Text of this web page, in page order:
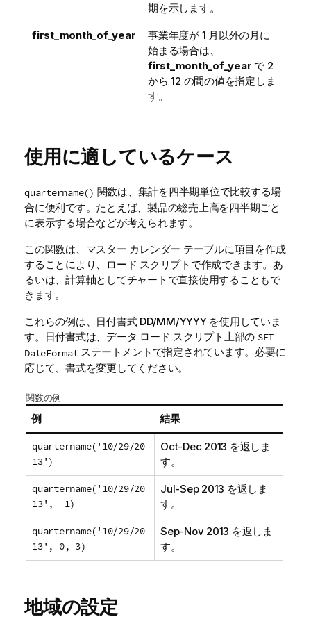
期を示します。
first_month_of_year
事業年度が 1 月以外の月に
始まる場合は、
first_month_of_year で 2
から 12 の間の値を指定しま
す。
使用に適しているケース
quartername() 関数は、集計を四半期単位で比較する場
合に便利です。たとえば、製品の総売上高を四半期ごと
に表示する場合などが考えられます。
この関数は、マスター カレンダー テーブルに項目を作成
することにより、ロード スクリプトで作成できます。あ
るいは、計算軸としてチャートで直接使用することもで
きます。
これらの例は、日付書式 DD/MM/YYYY を使用していま
す。日付書式は、データ ロード スクリプト上部の SET
DateFormatステートメントで指定されています。必要に
応じて、書式を変更してください。
関数の例
例 結果
quartername('10/29/20
13')
Oct-Dec 2013 を返しま
す。
quartername('10/29/20
13', -1)
Jul-Sep 2013 を返しま
す。
quartername('10/29/20
13', 0, 3)
Sep-Nov 2013 を返しま
す。
地域の設定